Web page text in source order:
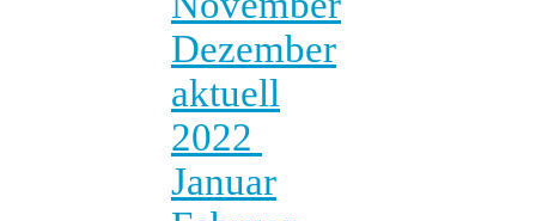
Dezember
aktuell
2022
Januar